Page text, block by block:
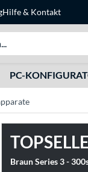
Hilfe& Kontakt
PC-
Braun Series 3 -